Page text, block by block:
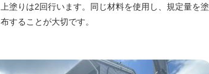
上塗りは2回行います。同じ材料を使用し、規定量を塗
布することが大切です。